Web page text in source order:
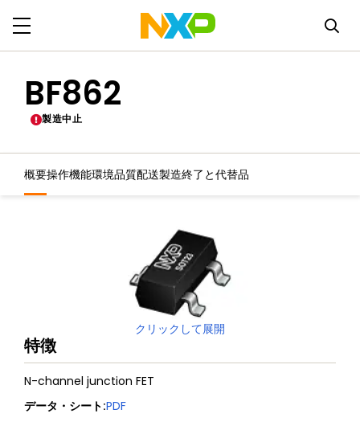
BF862
製造中止
概要操作機能環境品質配送製造終了と代替品
クリックして展開
特徴
N-channel junction FET
データ・シート:PDF